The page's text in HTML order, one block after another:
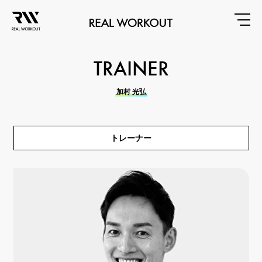
TRAINER
加村 光弘
トレーナー